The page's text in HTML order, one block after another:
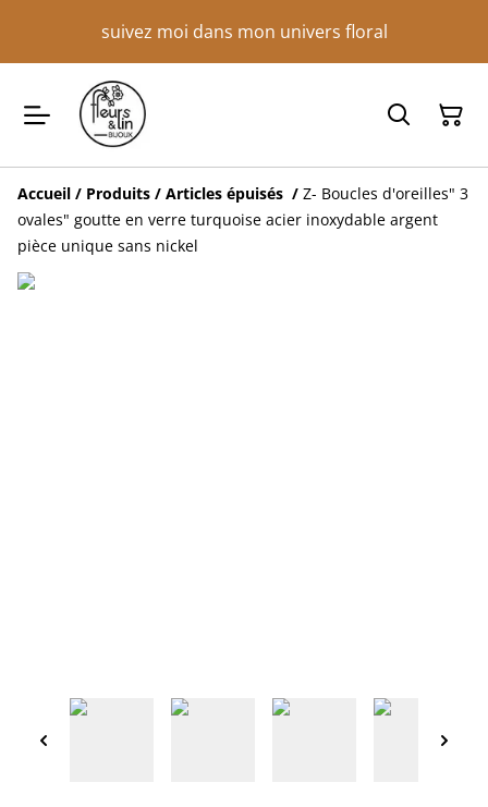
suivez moi dans mon univers floral
Accueil / Produits / Articles épuisés / Z- Boucles d'oreilles" 3
ovales" goutte en verre turquoise acier inoxydable argent
pièce unique sans nickel